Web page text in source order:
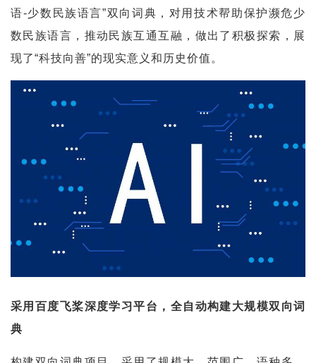
语-少数民族语言”双向词典，对用技术帮助保护濒危少
数民族语言，推动民族互通互融，做出了积极探索，展
现了“科技向善”的现实意义和历史价值。
采用百度飞桨深度学习平台，全自动构建大规模双向词
典